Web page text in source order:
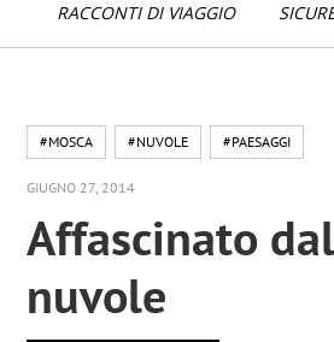
RACCONTI DI VIAGGIO
#MOSCA #NUVOLE #PAESAGGI
GIUGNO 27, 2014
Affascinato
nuvole